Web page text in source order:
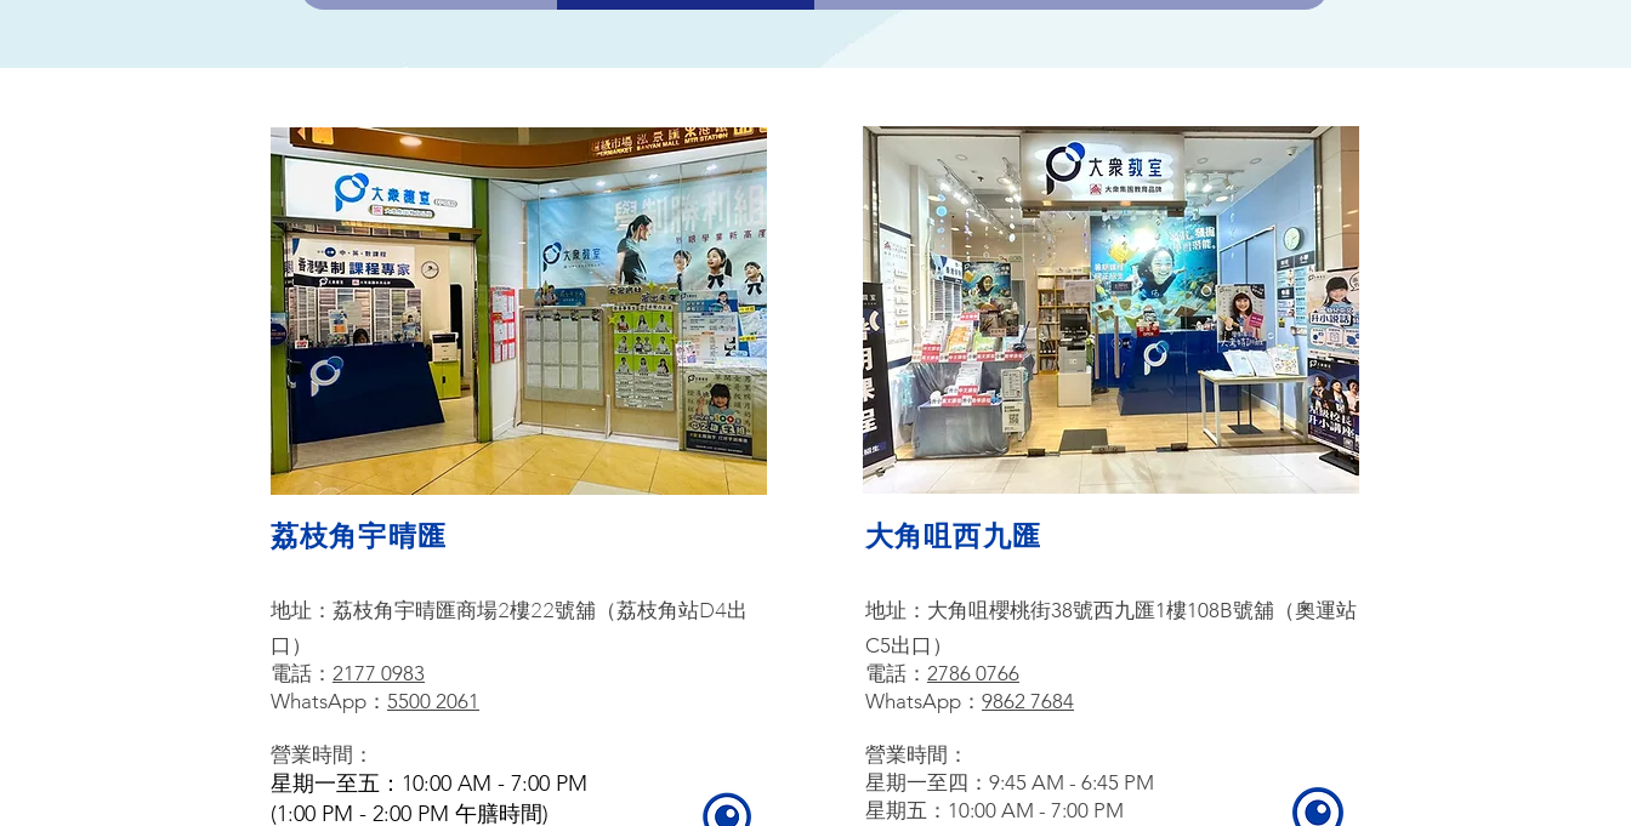
荔枝角宇晴匯
地址： 荔枝角宇晴匯商場2樓22號舖（荔枝角站D4出
口）
電話： 2177 0983
WhatsApp： 5500 2061
營業時間：
星期一至五：10:00 AM - 7:00 PM
(1:00 PM - 2:00 PM 午膳時間)
大角咀西九匯
地址： 大角咀櫻桃街38號西九匯1樓108B號舖（奧運站
C5出口）
電話： 2786 0766
WhatsApp： 9862 7684
營業時間：
星期一至四：9:45 AM - 6:45 PM
星期五：10:00 AM - 7:00 PM